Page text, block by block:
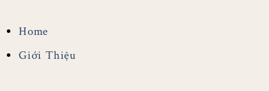
Home
Giới Thiệu